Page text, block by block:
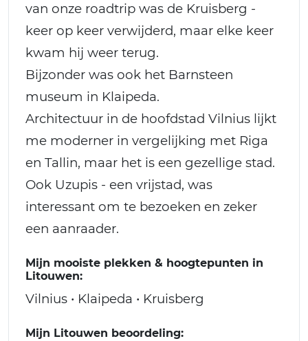
van onze roadtrip was de Kruisberg -
keer op keer verwijderd, maar elke keer
kwam hij weer terug.
Bijzonder was ook het Barnsteen
museum in Klaipeda.
Architectuur in de hoofdstad Vilnius lijkt
me moderner in vergelijking met Riga
en Tallin, maar het is een gezellige stad.
Ook Uzupis - een vrijstad, was
interessant om te bezoeken en zeker
een aanraader.
Mijn mooiste plekken & hoogtepunten in
Litouwen:
Vilnius • Klaipeda • Kruisberg
Mijn Litouwen beoordeling: